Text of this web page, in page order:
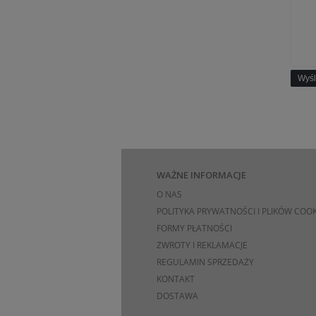
WAŻNE INFORMACJE
O NAS
POLITYKA PRYWATNOŚCI I PLIKÓW
FORMY PŁATNOŚCI
ZWROTY I REKLAMACJE
REGULAMIN SPRZEDAŻY
KONTAKT
DOSTAWA